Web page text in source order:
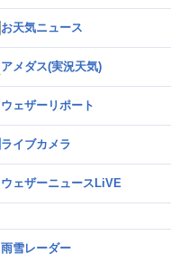
お天気ニュース
アメダス(実況天気)
ウェザーリポート
ライブカメラ
ウェザーニュースLiVE
雨雪レーダー